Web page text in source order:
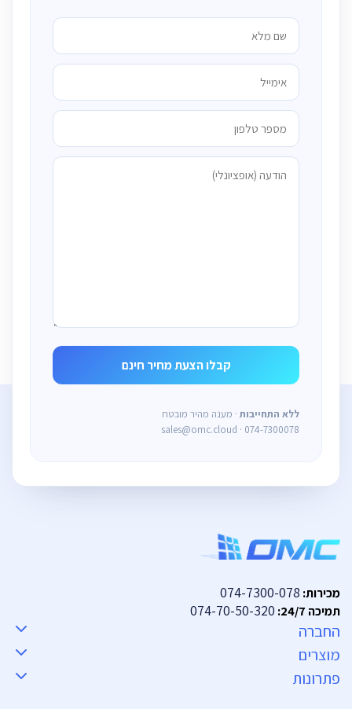
ללא התחייבות · מענה מהיר מובטח
sales@omc.cloud · 074-7300078
מכירות: 074-7300-078
תמיכה 24/7: 074-70-50-320
החברה
מוצרים
פתרונות